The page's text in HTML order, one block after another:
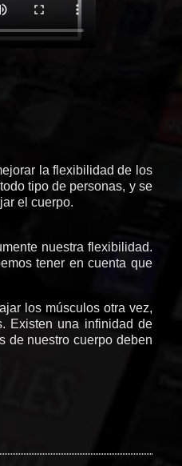
la flexibilidad de los
tipo de personas, y se
el cuerpo.
nuestra flexibilidad.
tener en cuenta que
los músculos otra vez,
Existen una infinidad de
de nuestro cuerpo deben